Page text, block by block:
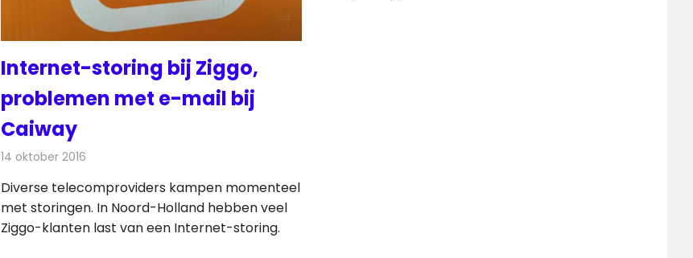
Internet-storing bij Ziggo,
problemen met e-mail bij
Caiway
14 oktober 2016
Diverse telecomproviders kampen momenteel
met storingen. In Noord-Holland hebben veel
Ziggo-klanten last van een Internet-storing.